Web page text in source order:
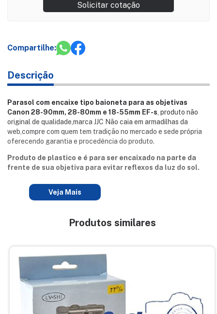
Solicitar cotação
Compartilhe:
Descrição
Parasol com encaixe tipo baioneta para as objetivas
Canon 28-90mm, 28-80mm e 18-55mm EF-s , produto não
original de qualidade,marca JJC Não caia em armadilhas da
web,compre com quem tem tradição no mercado e sede própria
oferecendo garantia e procedência do produto.
Produto de plastico e é para ser encaixado na parte da
frente de sua objetiva para evitar reflexos da luz do sol.
Veja Mais
Produtos similares